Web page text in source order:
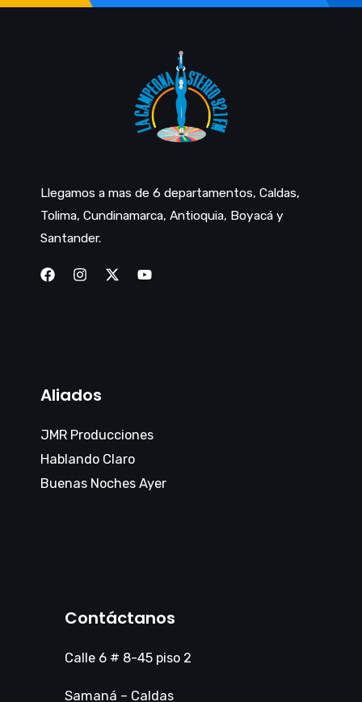
Llegamos a mas de 6 departamentos, Caldas,
Tolima, Cundinamarca, Antioquia, Boyacá y
Santander.
Aliados
JMR Producciones
Hablando Claro
Buenas Noches Ayer
Contáctanos
Calle 6 # 8-45 piso 2
Samaná – Caldas